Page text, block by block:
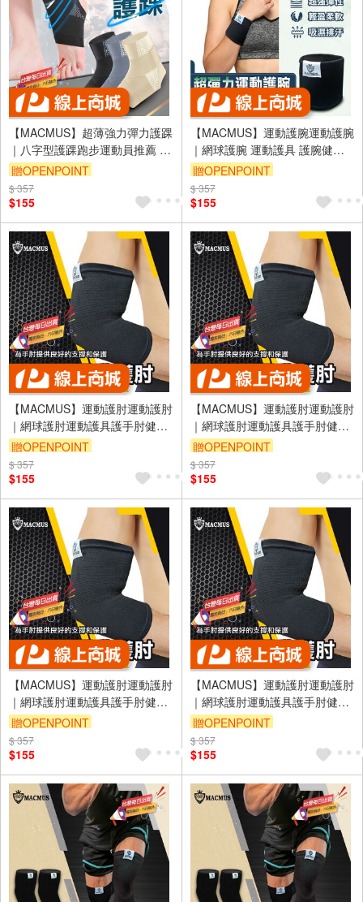
【MACMUS】超薄強力彈力護踝
｜八字型護踝跑步運動員推薦 防
滑顆粒彈力護踝 專業運動護具高
效護踝 高效彈力帶支撐護踝(裸
包出貨)
贈OPENPOINT
$ 357
$155
【MACMUS】運動護腕運動護腕
｜網球護腕 運動護具 護腕健身
護腕 運動護具健身護具重訓護腕
加壓護腕健力護肘臥推護腕(裸包
出貨)
贈OPENPOINT
$ 357
$155
【MACMUS】運動護肘運動護肘
｜網球護肘運動護具護手肘健身
護肘運動護具健身護具重訓護肘
加壓護肘健力護肘臥推護肘(裸包
出貨)
贈OPENPOINT
$ 357
$155
【MACMUS】運動護肘運動護肘
｜網球護肘運動護具護手肘健身
護肘運動護具健身護具重訓護肘
加壓護肘健力護肘臥推護肘(裸包
出貨)
贈OPENPOINT
$ 357
$155
【MACMUS】運動護肘運動護肘
｜網球護肘運動護具護手肘健身
護肘運動護具健身護具重訓護肘
加壓護肘健力護肘臥推護肘(裸包
出貨)
贈OPENPOINT
$ 357
$155
【MACMUS】運動護肘運動護肘
｜網球護肘運動護具護手肘健身
護肘運動護具健身護具重訓護肘
加壓護肘健力護肘臥推護肘(裸包
出貨)
贈OPENPOINT
$ 357
$155